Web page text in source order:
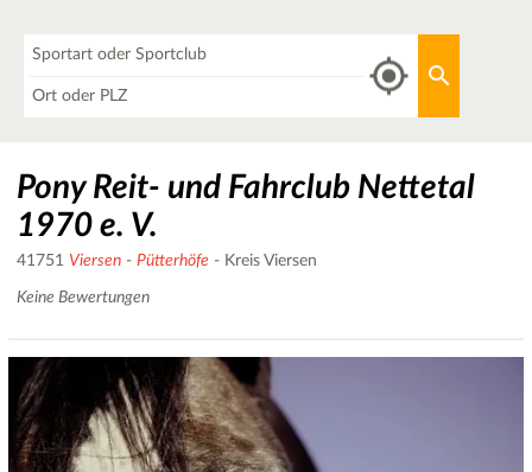
Pony Reit- und Fahrclub Nettetal
1970 e. V.
41751 Viersen - Pütterhöfe - Kreis Viersen
Keine Bewertungen